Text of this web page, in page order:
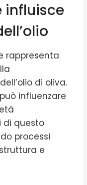
influisce
rappresenta
di oliva.
influenzare
di questo
processi
e